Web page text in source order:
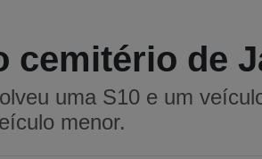
cemitério de
uma S10 e um
menor.